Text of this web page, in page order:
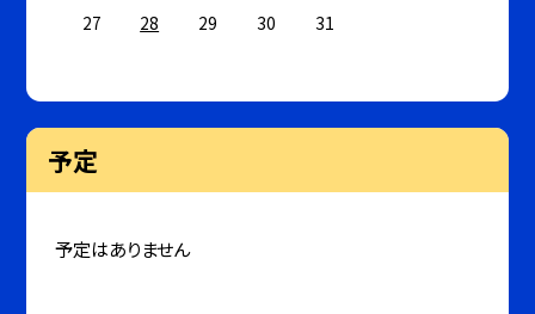
27
28 29 30 31
予定
予定はありません